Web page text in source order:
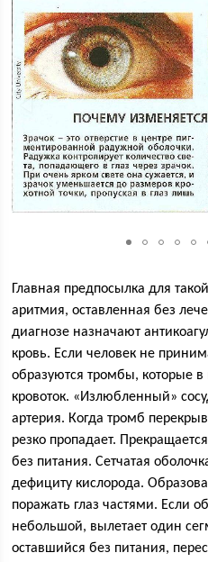
Главная предпосылка для
аритмия, оставленная без
диагнозе назначают
кровь. Если человек не
образуются тромбы, которые
кровоток. «Излюбленный»
артерия. Когда тромб
резко пропадает. Прекращается
без питания. Сетчатая
дефициту кислорода.
поражать глаз частями. Если
небольшой, вылетает один
оставшийся без питания,